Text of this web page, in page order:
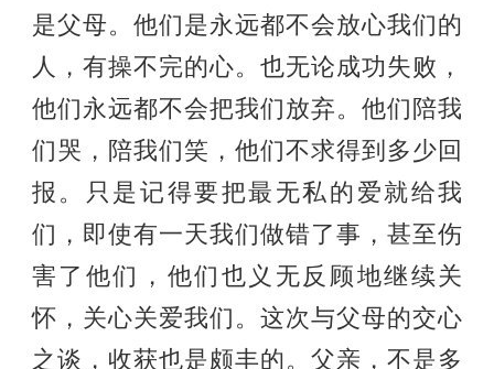
是父母。他们是永远都不会放心我们的
人，有操不完的心。也无论成功失败，
他们永远都不会把我们放弃。他们陪我
们哭，陪我们笑，他们不求得到多少回
报。只是记得要把最无私的爱就给我
们，即使有一天我们做错了事，甚至伤
害了他们，他们也义无反顾地继续关
怀，关心关爱我们。这次与父母的交心
之谈，收获也是颇丰的。父亲，不是多